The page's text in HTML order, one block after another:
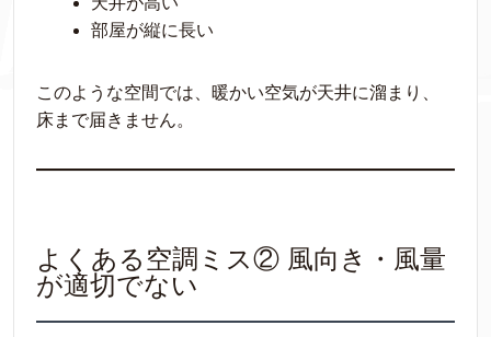
部屋が縦に長い
このような空間では、暖かい空気が天井に溜まり、
床まで届きません。
よくある空調ミス② 風向き・風量
が適切でない